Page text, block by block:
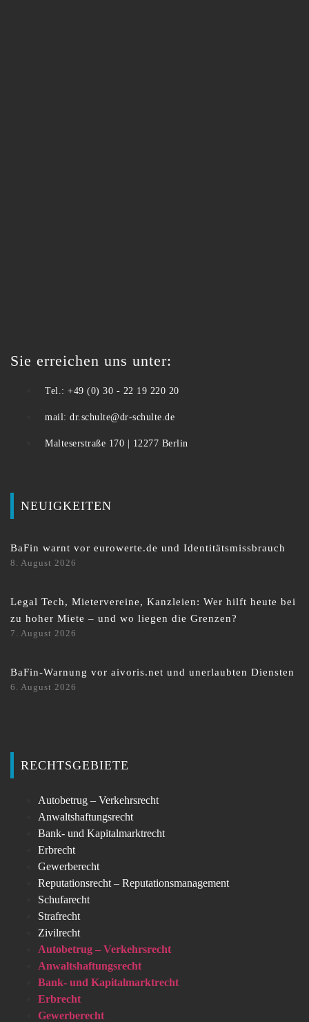
Sie erreichen uns unter:
Tel.: +49 (0) 30 - 22 19 220 20
mail: dr.schulte@dr-schulte.de
Malteserstraße 170 | 12277 Berlin
NEUIGKEITEN
BaFin warnt vor eurowerte.de und Identitätsmissbrauch
8. August 2026
Legal Tech, Mietervereine, Kanzleien: Wer hilft heute bei
zu hoher Miete – und wo liegen die Grenzen?
7. August 2026
BaFin-Warnung vor aivoris.net und unerlaubten Diensten
6. August 2026
RECHTSGEBIETE
Autobetrug – Verkehrsrecht
Anwaltshaftungsrecht
Bank- und Kapitalmarktrecht
Erbrecht
Gewerberecht
Reputationsrecht – Reputationsmanagement
Schufarecht
Strafrecht
Zivilrecht
Autobetrug – Verkehrsrecht
Anwaltshaftungsrecht
Bank- und Kapitalmarktrecht
Erbrecht
Gewerberecht